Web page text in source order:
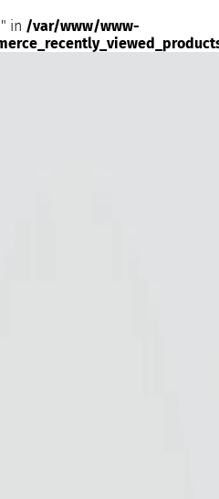
in /var/www/www-